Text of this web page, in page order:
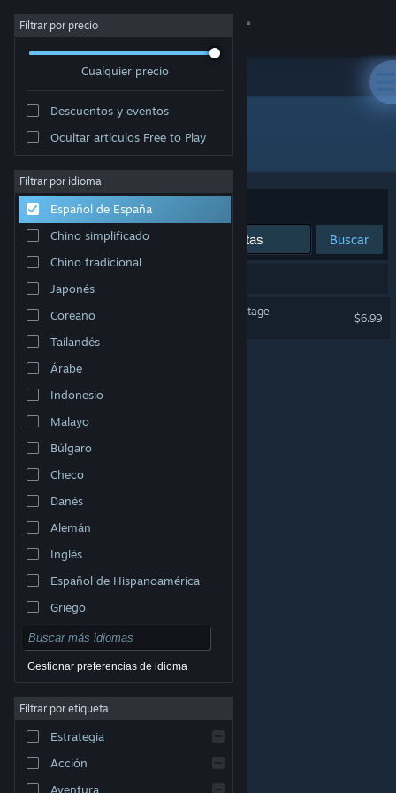
Iniciar sesión
Acerca de
Soporte
Cambiar idioma
Descargar Steam Mobile
Ver versión clásica
© Valve Corporation. Todos los derechos reservados.
respectivos dueños en EE. UU. y otros países.
Acuerdo de Suscriptor a Steam
Cookies
Filtrar por precio
Cualquier precio
Descuentos y eventos
Ocultar artículos Free to Play
Filtrar por idioma
Español de España
Chino simplificado
Chino tradicional
Japonés
Coreano
Tailandés
Árabe
Indonesio
Malayo
Búlgaro
Checo
Danés
Alemán
Inglés
Español de Hispanoamérica
Griego
Gestionar preferencias de idioma
Filtrar por etiqueta
Estrategia
Acción
Aventura
Editor: Euclid Games
Ordenar por Relevancia
Buscar
The Backrooms: Found Footage
$6.99